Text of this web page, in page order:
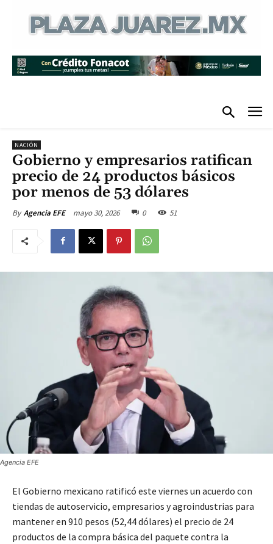
NACIÓN
Gobierno y empresarios ratifican
precio de 24 productos básicos
por menos de 53 dólares
By Agencia EFE mayo 30, 2026 0 51
Agencia EFE
El Gobierno mexicano ratificó este viernes un acuerdo con
tiendas de autoservicio, empresarios y agroindustrias para
mantener en 910 pesos (52,44 dólares) el precio de 24
productos de la compra básica del paquete contra la